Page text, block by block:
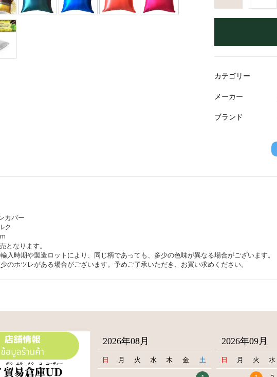
カテゴリー
メーカー
ブランド
カバー
ク
となります。
入時期や製造ロットにより、同じ柄であっても、多少の色味が異なる場合がございます。
のホツレがある場合がございます。予めご了承いただき、お買い求めください。
2026年08月
日 月 火 水 木 金 土
2026年09月
日 月 火 水